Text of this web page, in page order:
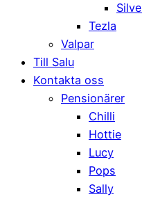
Tezla
Valpar
Till Salu
Kontakta oss
Pensionärer
Chilli
Hottie
Lucy
Pops
Sally